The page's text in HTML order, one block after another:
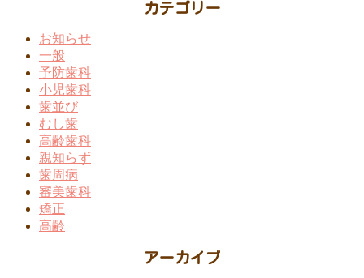
カテゴリー
お知らせ
一般
予防歯科
小児歯科
歯並び
むし歯
高齢歯科
親知らず
歯周病
審美歯科
矯正
高齢
アーカイブ